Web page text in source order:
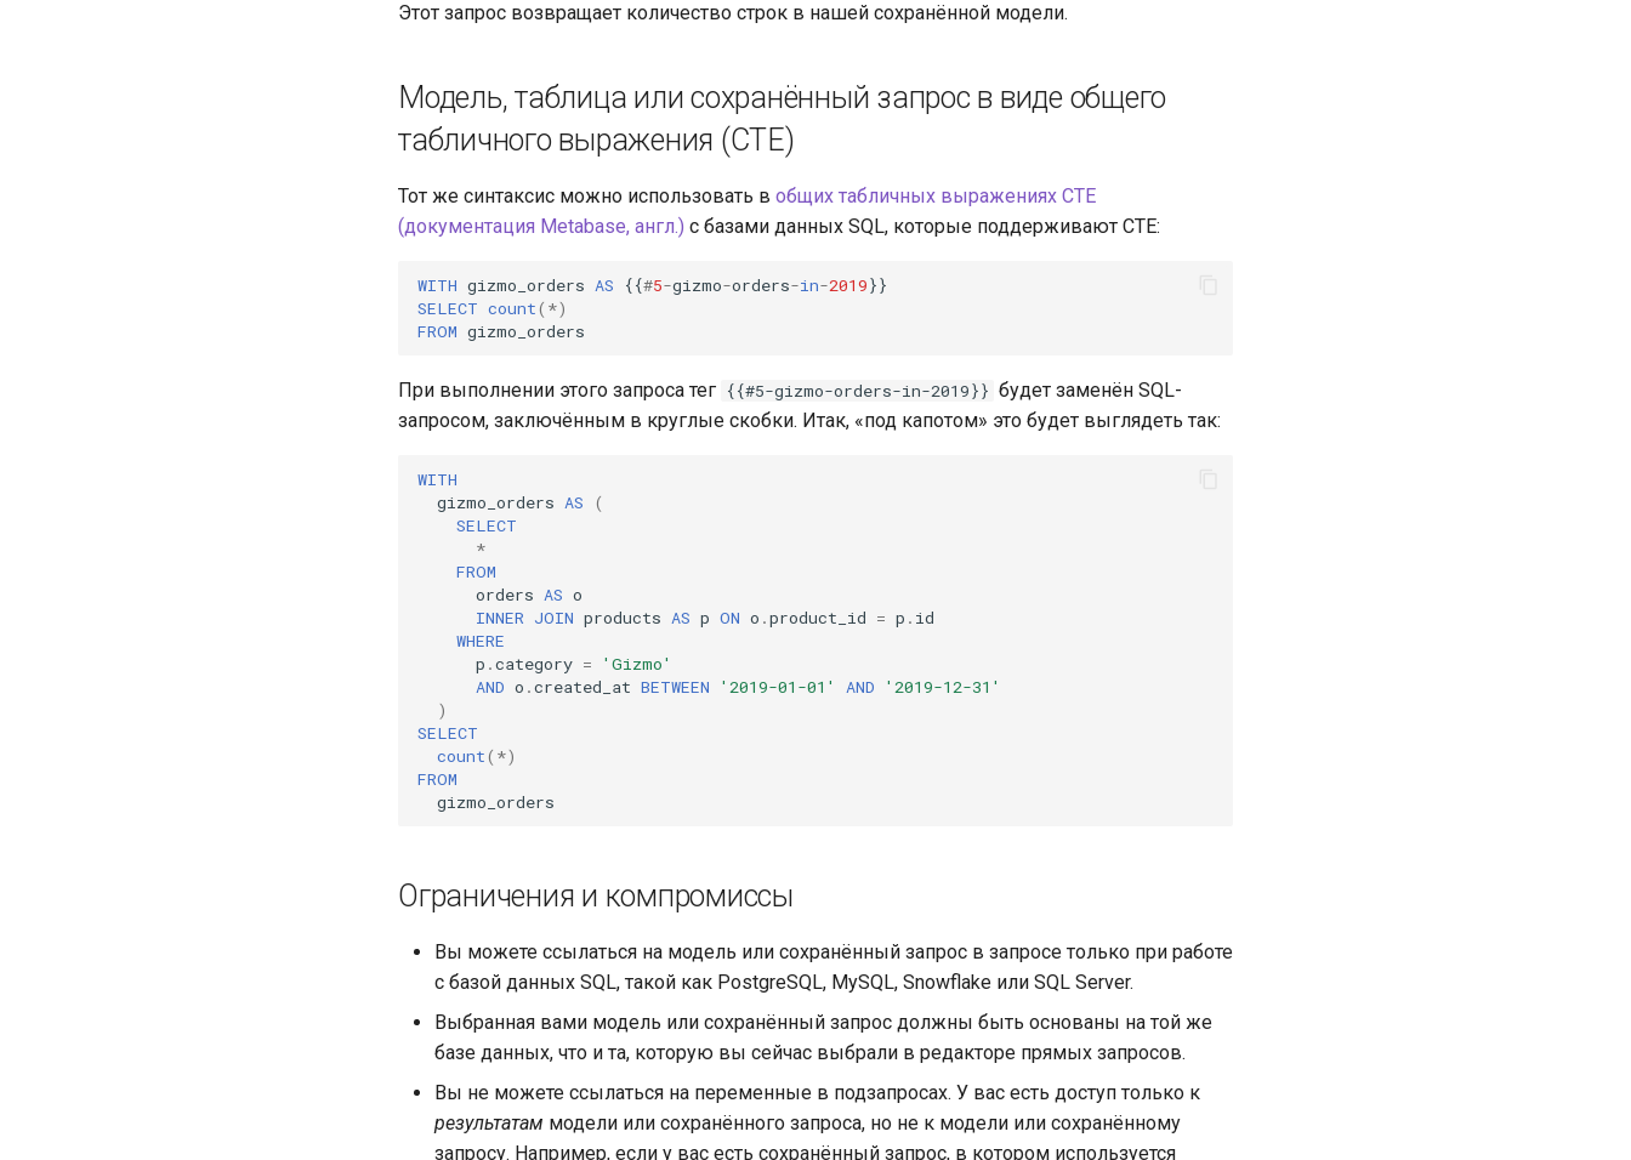
Этот запрос возвращает количество строк в нашей сохранённой модели.
Модель, таблица или сохранённый запрос в виде общего
табличного выражения (CTE)
Тот же синтаксис можно использовать в общих табличных выражениях CTE
(документация Metabase, англ.) с базами данных SQL, которые поддерживают CTE:
WITH gizmo_orders AS {{#5-gizmo-orders-in-2019}}
SELECT count( *)
FROM gizmo_orders
При выполнении этого запроса тег {{#5-gizmo-orders-in-2019}} будет заменён SQL-
запросом, заключённым в круглые скобки. Итак, «под капотом» это будет выглядеть так:
WITH
gizmo_orders AS
(
SELECT
*
FROM
orders AS o
INNER JOIN products AS p ON o .product_id = p . id
WHERE
p .category =
'Gizmo'
AND o .created_at BETWEEN '2019-01-01' AND
'2019-12-31'
)
SELECT
count( *)
FROM
gizmo_orders
Ограничения и компромиссы
Вы можете ссылаться на модель или сохранённый запрос в запросе только при работе
с базой данных SQL, такой как PostgreSQL, MySQL, Snowflake или SQL Server.
Выбранная вами модель или сохранённый запрос должны быть основаны на той же
базе данных, что и та, которую вы сейчас выбрали в редакторе прямых запросов.
Вы не можете ссылаться на переменные в подзапросах. У вас есть доступ только к
результатам модели или сохранённого запроса, но не к модели или сохранённому
запросу. Например, если у вас есть сохранённый запрос, в котором используется